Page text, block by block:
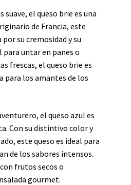
suave, el queso brie es una
de Francia, este
su cremosidad y su
para untar en panes o
frescas, el queso brie es
para los amantes de los
el queso azul es
Con su distintivo color y
este queso es ideal para
de los sabores intensos.
frutos secos o
gourmet.